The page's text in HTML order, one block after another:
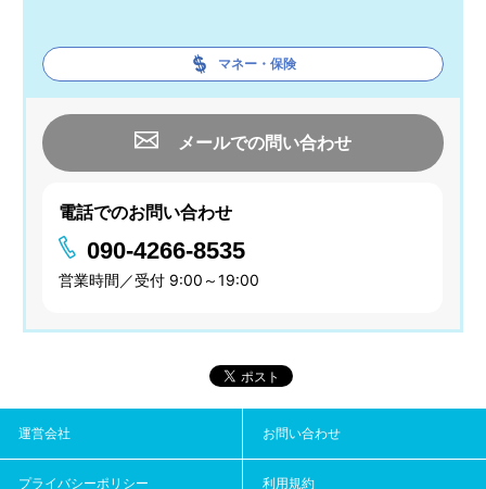
マネー・保険
メールでの問い合わせ
電話でのお問い合わせ
090-4266-8535
営業時間／受付 9:00～19:00
運営会社 お問い合わせ
プライバシーポリシー 利用規約